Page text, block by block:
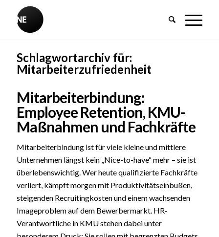
Schlagwortarchiv für:
Mitarbeiterzufriedenheit
Mitarbeiterbindung:
Employee Retention, KMU-
Maßnahmen und Fachkräfte
Mitarbeiterbindung ist für viele kleine und mittlere
Unternehmen längst kein „Nice-to-have“ mehr – sie ist
überlebenswichtig. Wer heute qualifizierte Fachkräfte
verliert, kämpft morgen mit Produktivitätseinbußen,
steigenden Recruitingkosten und einem wachsenden
Imageproblem auf dem Bewerbermarkt. HR-
Verantwortliche in KMU stehen dabei unter